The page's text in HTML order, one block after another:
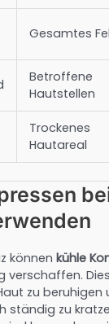
Gesamtes
Betroffene
Hautstellen
Trockenes
Hautareal
könnenkühle
verschaffen.
zu beruhigen
ständig zu